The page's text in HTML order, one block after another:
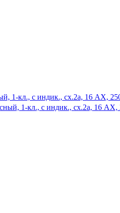
1-кл., с индик., сх.2а, 16 AX,